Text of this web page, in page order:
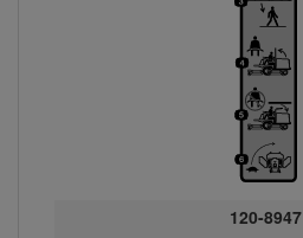
120-8947